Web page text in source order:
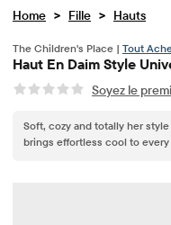
Home > Fille > Hauts
The Children's Place | Tout
Haut En Daim Style
Soyez le
Soft, cozy and totally her
brings effortless cool to every